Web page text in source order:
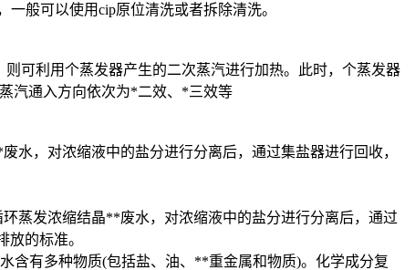
般可以使用cip原位清洗或者拆除清洗。
可利用个蒸发器产生的二次蒸汽进行加热。此时，个蒸发器
汽通入方向依次为*二效、*三效等
水，对浓缩液中的盐分进行分离后，通过集盐器进行回收，
蒸发浓缩结晶**废水，对浓缩液中的盐分进行分离后，通过
的标准。
含有多种物质(包括盐、油、**重金属和物质)。化学成分复